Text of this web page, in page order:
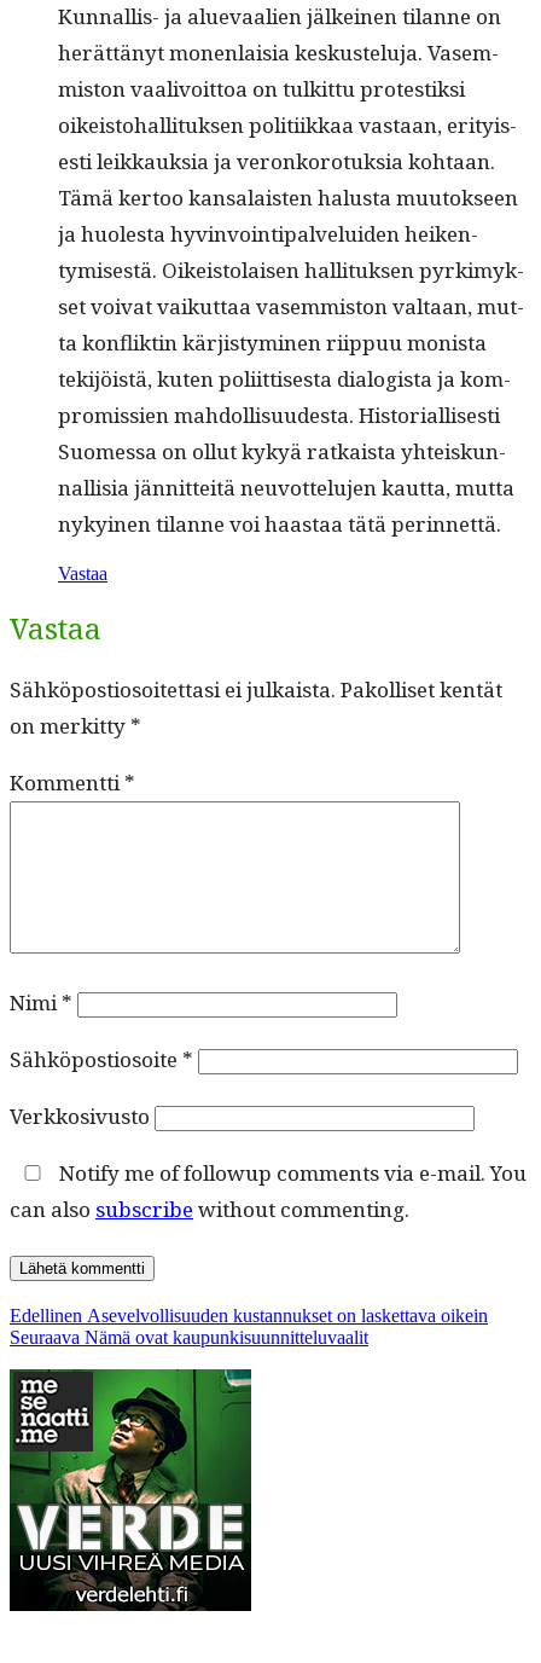
Kun­nal­lis- ja alue­vaalien jälkeinen tilanne on
herät­tänyt mon­en­laisia keskustelu­ja. Vasem­
mis­ton vaalivoit­toa on tulkit­tu protestik­si
oikeis­to­hal­li­tuk­sen poli­ti­ikkaa vas­taan, eri­tyis­
es­ti leikkauk­sia ja veronko­ro­tuk­sia kohtaan.
Tämä ker­too kansalais­ten halus­ta muu­tok­seen
ja huoles­ta hyv­in­voin­tipalvelu­iden heiken­
tymis­es­tä. Oikeis­to­laisen hal­li­tuk­sen pyrkimyk­
set voivat vaikut­taa vasem­mis­ton val­taan, mut­
ta kon­flik­tin kär­jistymi­nen riip­puu monista
tek­i­jöistä, kuten poli­it­tis­es­ta dial­o­gista ja kom­
pro­missien mah­dol­lisu­ud­es­ta. His­to­ri­al­lis­es­ti
Suomes­sa on ollut kykyä ratkaista yhteiskun­
nal­lisia jän­nit­teitä neu­vot­telu­jen kaut­ta, mut­ta
nykyi­nen tilanne voi haas­taa tätä perinnettä.
Vastaa
Vastaa
Sähköpostiosoitettasi ei julkaista. Pakolliset kentät
on merkitty *
Kommentti*
Nimi*
Sähköpostiosoite *
Verkkosivusto
Notify me of followup comments via e-mail. You
can also subscribe without commenting.
Artikkelien
selaus
Edellinen Edellinen
artikkeli:
Asevelvollisuuden kustannukset on laskettava oikein
Seuraava Seuraava
Nämä ovat kaupunkisuunnitteluvaalit